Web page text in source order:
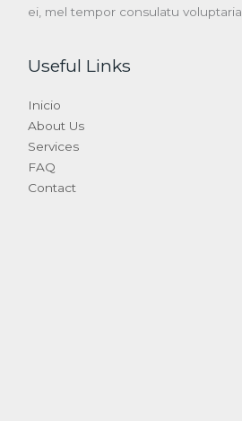
ei, mel tempor consulatu voluptaria.
Useful Links
Inicio
About Us
Services
FAQ
Contact